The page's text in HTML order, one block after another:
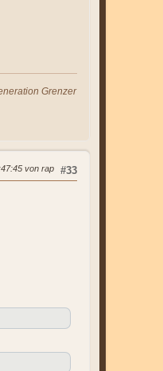
Grenzer
#33
von rap